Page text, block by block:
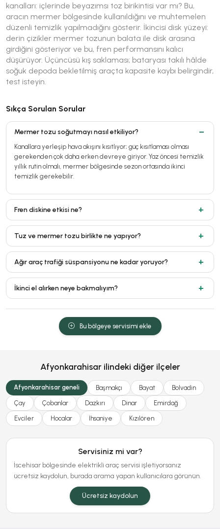
kanalları: içlerinde beyazımsı toz birikintisi var mı? Bu,
aracın mermer bölgesinde kullanıldığını ve muhtemelen
düzenli temizlik yapılmadığını gösterir. İkincisi disk yüzeyi:
derin çizikler mermer tozunun balata ile disk arasına
girdiğini gösteriyor ve bu, fren performansını kalıcı
düşürüyor. Üçüncüsü kış saklaması; bataryası takılı hâlde
soğuk depoda bekletilmiş araçta kapasite kaybı belirgindir,
test isteyin.
Sıkça Sorulan Sorular
Mermer tozu soğutmayı nasıl etkiliyor?
Kanallara yerleşip hava akışını kısıtlıyor; güç kısıtlaması olması
gerekenden çok daha erken devreye giriyor. Yaz öncesi temizlik
yıllık rutin olmalı, mermer bölgesinde sezon ortasında ikinci
temizlik gerekebilir.
Fren diskine etkisi ne?
Tuz ve mermer tozu birlikte ne yapıyor?
Ağır araç trafiği süspansiyonu ne kadar yoruyor?
İkinci el alırken neye bakmalıyım?
Bu bölgeye servisimi ekle
Afyonkarahisar ilindeki diğer ilçeler
Afyonkarahisar geneli Başmakçı Bayat Bolvadin
Çay Çobanlar Dazkırı Dinar Emirdağ
Evciler Hocalar İhsaniye Kızılören
Servisiniz mi var?
İscehisar bölgesinde elektrikli araç servisi işletiyorsanız
ücretsiz kaydolun, burada arama yapan kullanıcılara görünün.
Ücretsiz kaydolun